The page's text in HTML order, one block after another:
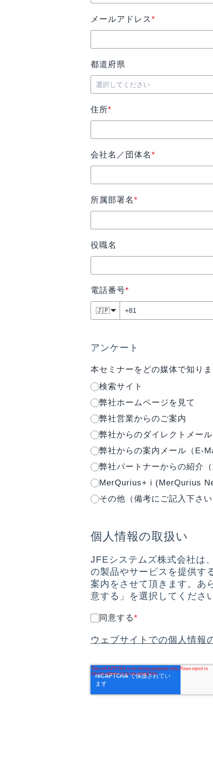
メールアドレス*
都道府県
住所*
会社名／団体名*
所属部署名*
役職名
電話番号*
🇯🇵
アンケート
本セミナーをどの媒体で知りま
検索サイト
弊社ホームページを見て
弊社営業からのご案内
弊社からのダイレクトメール
弊社からの案内メール（E-
弊社パートナーからの紹介
MerQurius+ i (MerQurius
その他（備考にご記入下さい
個人情報の取扱い
JFEシステムズ株式会社は
の製品やサービスを提供す
案内をさせて頂きます。あ
意する」を選択してくださ
同意する*
ウェブサイトでの個人情報